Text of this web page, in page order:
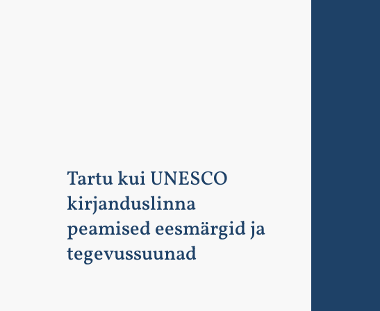
Tartu kui UNESCO
kirjanduslinna
peamised eesmärgid ja
tegevussuunad